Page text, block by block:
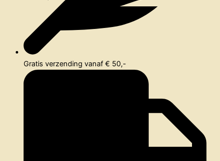
Gratis verzending vanaf € 50,-